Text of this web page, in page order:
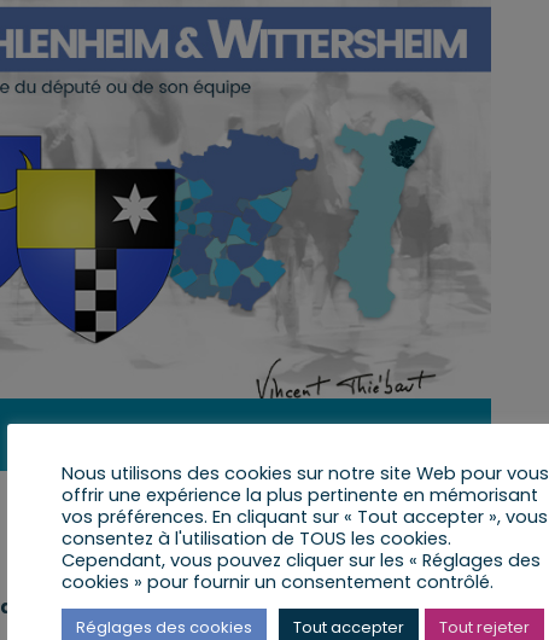
aura lieu à la Mairie de Wahlenheim
Nous utilisons des cookies sur notre site Web pour vous
offrir une expérience la plus pertinente en mémorisant
vos préférences. En cliquant sur « Tout accepter », vous
consentez à l'utilisation de TOUS les cookies.
Cependant, vous pouvez cliquer sur les « Réglages des
cookies » pour fournir un consentement contrôlé.
Réglages des cookies Tout accepter Tout rejeter